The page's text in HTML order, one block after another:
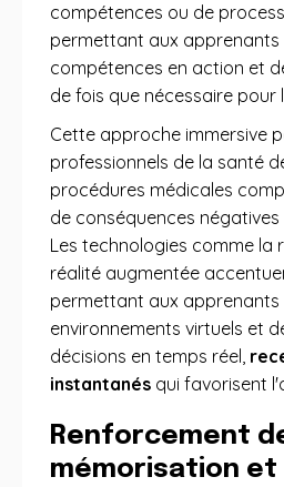
compétences ou de
permettant aux apprenants
compétences en action et
de fois que nécessaire pour
Cette approche immersive
professionnels de la santé
procédures médicales
de conséquences
Les technologies comme la
réalité augmentée
permettant aux
environnements virtuels et
décisions en temps réel,
instantanés qui favorisent
Renforcement
mémorisation et